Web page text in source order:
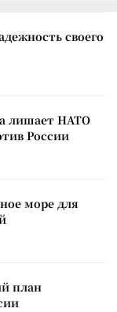
своего
лишает НАТО
России
море для
план